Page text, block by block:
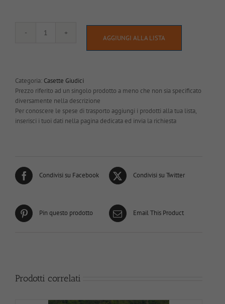
Carro
quantità
AGGIUNGI ALLA LISTA
Categoria: Casette Giudici
Prezzo riferito ad un singolo prodotto a meno che non sia specificato
diversamente nella descrizione
Per conoscere le spese di trasporto aggiungi i prodotti alla tua lista,
inserisci i tuoi dati nella pagina dedicata ed invia la richiesta
Condivisi su Facebook Condivisi su Twitter
Pin questo prodotto Email This Product
Prodotti correlati